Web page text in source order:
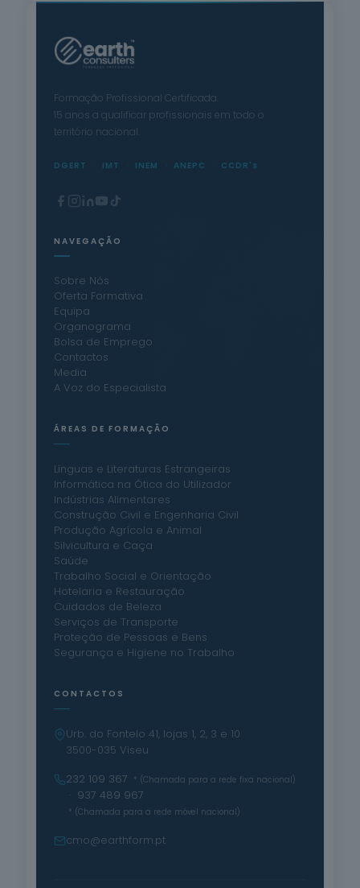
Formação Profissional Certificada.
15 anos a qualificar profissionais em todo o
território nacional.
DGERT IMT INEM ANEPC CCDR's
NAVEGAÇÃO
Sobre Nós
Oferta Formativa
Equipa
Organograma
Bolsa de Emprego
Contactos
Media
A Voz do Especialista
ÁREAS DE FORMAÇÃO
Línguas e Literaturas Estrangeiras
Informática na Ótica do Utilizador
Indústrias Alimentares
Construção Civil e Engenharia Civil
Produção Agrícola e Animal
Silvicultura e Caça
Saúde
Trabalho Social e Orientação
Hotelaria e Restauração
Cuidados de Beleza
Serviços de Transporte
Proteção de Pessoas e Bens
Segurança e Higiene no Trabalho
CONTACTOS
Urb. do Fontelo 41, lojas 1, 2, 3 e 10
3500-035 Viseu
232 109 367
* (Chamada para a rede fixa nacional)
· 937 489 967
* (Chamada para a rede móvel nacional)
cmo@earthform.pt